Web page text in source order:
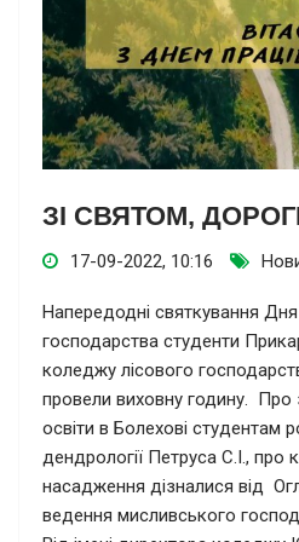
ЗІ СВЯТОМ,
17-09-2022, 10:16
Напередодні святкування Дня
господарства студенти
коледжу лісового
провели виховну годину. Про
освіти в Болехові студентам
дендрології Петруса С.І., про
насадження дізналися від
ведення мисливського